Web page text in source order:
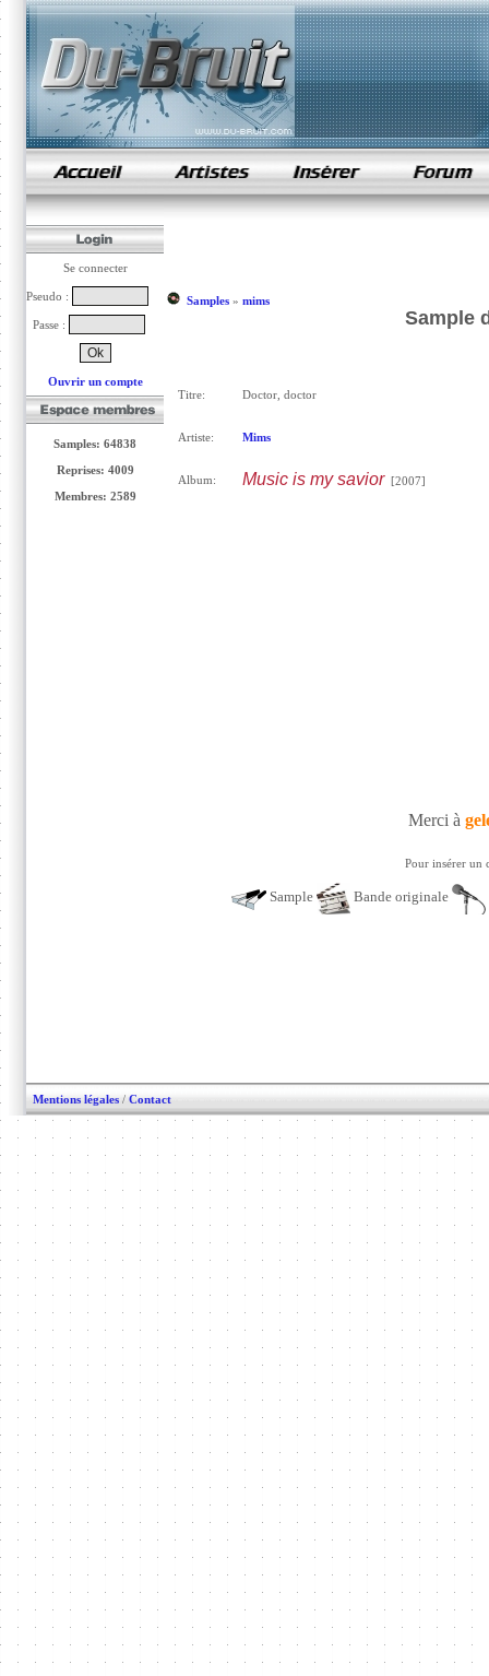
samples de rap
Se connecter
Pseudo :
Passe :
Ouvrir un compte
Samples: 64838
Reprises: 4009
Membres: 2589
Samples» mims
Sample
Titre: Doctor, doctor
Artiste: Mims
Album: Music is my savior[2007]
Merci à
Pour insérer un
Sample Bande originale
Mentions légales / Contact